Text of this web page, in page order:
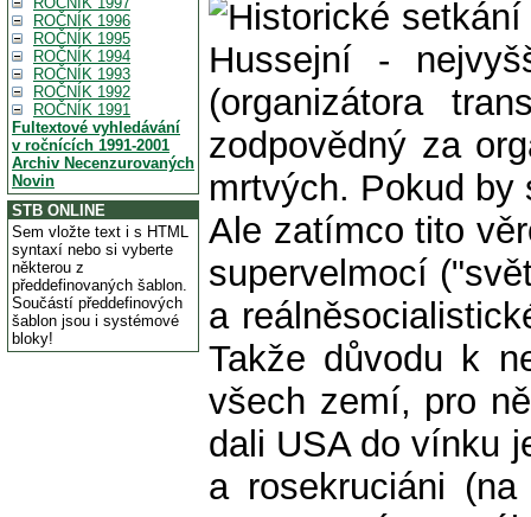
ROČNÍK 1996
ROČNÍK 1995
ROČNÍK 1994
ROČNÍK 1993
ROČNÍK 1992
ROČNÍK 1991
Fultextové vyhledávání
v ročnících 1991-2001
Archiv Necenzurovaných
Novin
STB ONLINE
Sem vložte text i s HTML
syntaxí nebo si vyberte
některou z
předdefinovaných šablon.
Součástí předdefinových
šablon jsou i systémové
bloky!
Ale zatímco tito
supervelmocí
a
Takže důvodu k
všech zemí, pro
dali USA do vínku
a rosekruciáni